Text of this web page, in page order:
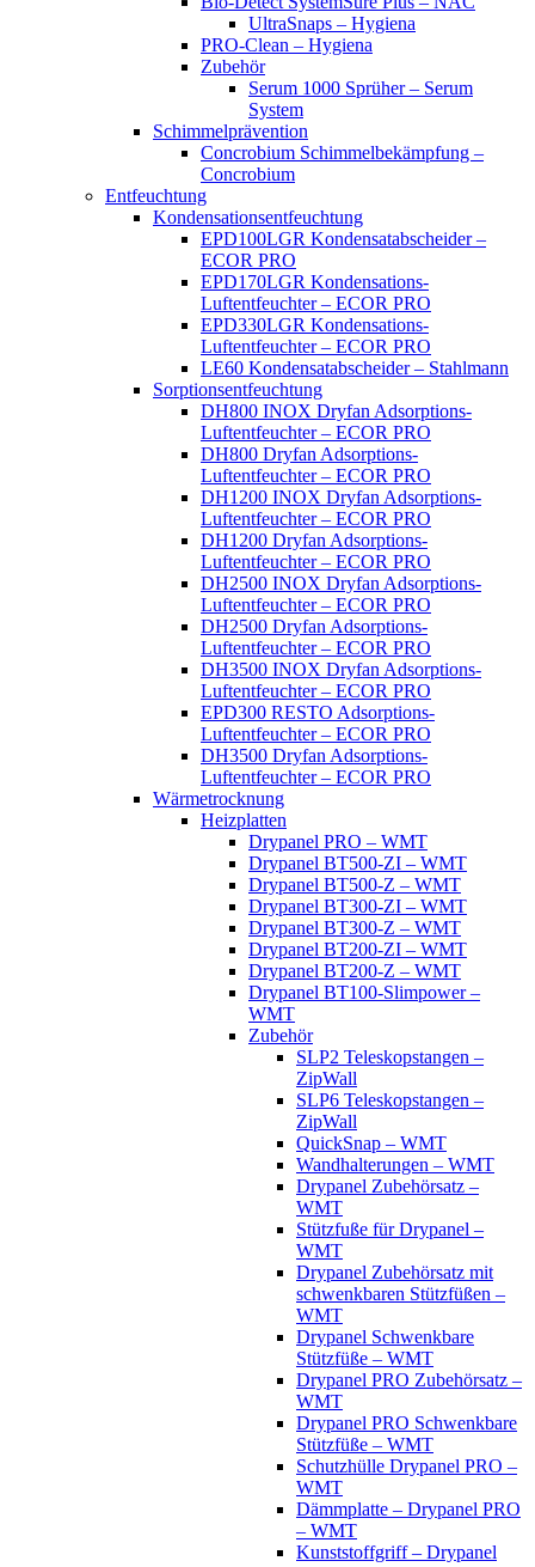
UltraSnaps – Hygiena
PRO-Clean – Hygiena
Zubehör
Serum 1000 Sprüher – Serum
System
Schimmelprävention
Concrobium Schimmelbekämpfung –
Concrobium
Entfeuchtung
Kondensationsentfeuchtung
EPD100LGR Kondensatabscheider –
ECOR PRO
EPD170LGR Kondensations-
Luftentfeuchter – ECOR PRO
EPD330LGR Kondensations-
Luftentfeuchter – ECOR PRO
LE60 Kondensatabscheider – Stahlmann
Sorptionsentfeuchtung
DH800 INOX Dryfan Adsorptions-
Luftentfeuchter – ECOR PRO
DH800 Dryfan Adsorptions-
Luftentfeuchter – ECOR PRO
DH1200 INOX Dryfan Adsorptions-
Luftentfeuchter – ECOR PRO
DH1200 Dryfan Adsorptions-
Luftentfeuchter – ECOR PRO
DH2500 INOX Dryfan Adsorptions-
Luftentfeuchter – ECOR PRO
DH2500 Dryfan Adsorptions-
Luftentfeuchter – ECOR PRO
DH3500 INOX Dryfan Adsorptions-
Luftentfeuchter – ECOR PRO
EPD300 RESTO Adsorptions-
Luftentfeuchter – ECOR PRO
DH3500 Dryfan Adsorptions-
Luftentfeuchter – ECOR PRO
Wärmetrocknung
Heizplatten
Drypanel PRO – WMT
Drypanel BT500-ZI – WMT
Drypanel BT500-Z – WMT
Drypanel BT300-ZI – WMT
Drypanel BT300-Z – WMT
Drypanel BT200-ZI – WMT
Drypanel BT200-Z – WMT
Drypanel BT100-Slimpower –
WMT
Zubehör
SLP2 Teleskopstangen –
ZipWall
SLP6 Teleskopstangen –
ZipWall
QuickSnap – WMT
Wandhalterungen – WMT
Drypanel Zubehörsatz –
WMT
Stützfuße für Drypanel –
WMT
Drypanel Zubehörsatz mit
schwenkbaren Stützfüßen –
WMT
Drypanel Schwenkbare
Stützfüße – WMT
Drypanel PRO Zubehörsatz –
WMT
Drypanel PRO Schwenkbare
Stützfüße – WMT
Schutzhülle Drypanel PRO –
WMT
Dämmplatte – Drypanel PRO
– WMT
Kunststoffgriff – Drypanel